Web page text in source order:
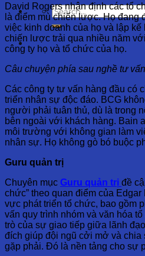
David Rogers nhận định các tổ
là điểm mù chiến lược. Họ đang
việc kinh doanh của họ và lập kế
chiến lược trải qua nhiều năm
công ty họ và tổ chức của họ.
Câu chuyện phía sau nghề tư vấn
Các công ty tư vấn hàng đầu có
triển nhân sự độc đáo. BCG
người phải tuân thủ, dù là trong
bên ngoài với khách hàng. Bain
môi trường với không gian làm
nhân sự. Họ không gò bó buộc
Guru quản trị
Chuyên mục Guru quản trị đề
chức” theo quan điểm của
vực phát triển tổ chức, bao gồm
vấn quy trình nhóm và văn hóa
trò của sự giao tiếp giữa lãnh
đích giúp đội ngũ cởi mở và chia
gặp phải. Đó là nền tảng cho sự